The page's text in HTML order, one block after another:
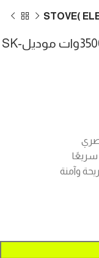
STOVE(
بوتاجاز ديجيتال سوكاني عين واحده 3500وات موديلSK-
سريعًا
وآمنة